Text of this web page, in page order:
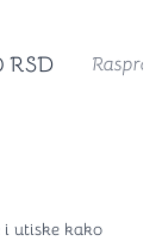
RSD
i utiske kako